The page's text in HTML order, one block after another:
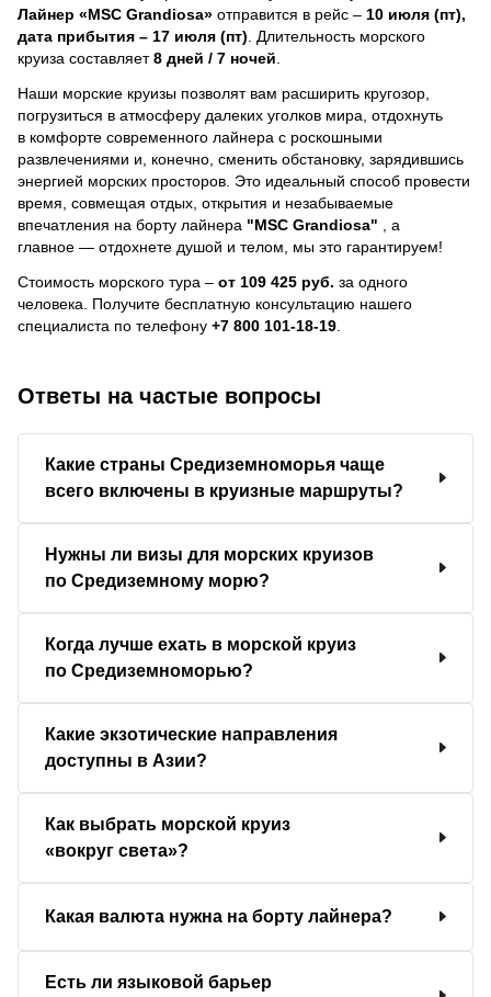
Лайнер «MSC Grandiosa» отправится в рейс – 10 июля (пт),
дата прибытия – 17 июля (пт) . Длительность морского
круиза составляет8 дней / 7 ночей
Наши морские круизы позволят вам расширить кругозор,
погрузиться в атмосферу далеких уголков мира, отдохнуть
в комфорте современного лайнера с роскошными
развлечениями и, конечно, сменить обстановку, зарядившись
энергией морских просторов. Это идеальный способ провести
время, совмещая отдых, открытия и незабываемые
впечатления на борту лайнера "MSC Grandiosa"
, a
главное — отдохнете душой и телом, мы это гарантируем!
Стоимость морского тура – от 109 425 руб. за одного
человека. Получите бесплатную консультацию нашего
специалиста по телефону +7 800 101-18-19
Ответы на частые вопросы
Какие страны Средиземноморья чаще
всего включены в круизные маршруты?
Нужны ли визы для морских круизов
по Средиземному морю?
Когда лучше ехать в морской круиз
по Средиземноморью?
Какие экзотические направления
доступны в Азии?
Как выбрать морской круиз
«вокруг света»?
Какая валюта нужна на борту лайнера?
Есть ли языковой барьер